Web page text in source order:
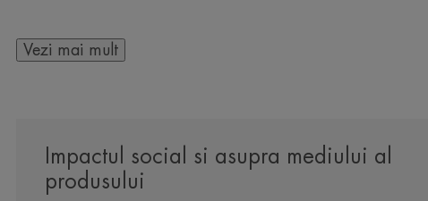
CÂTEVA CUVINTE DE LA EXPERTUL
Un lapte demachiant calmant,
adaptat pentru pielea
Vezi mai mult
Impactul social si asupra mediului al
produsului